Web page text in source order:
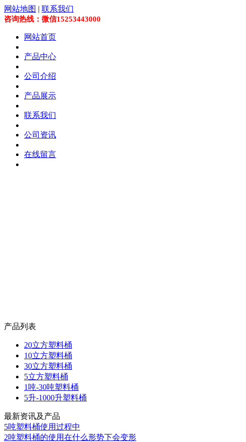
网站地图 | 联系我们
咨询热线：微信15253443000
网站首页
产品中心
公司介绍
产品展示
联系我们
公司资讯
在线留言
产品列表
20立方塑料桶
10立方塑料桶
30立方塑料桶
5立方塑料桶
1吨-30吨塑料桶
5升-1000升塑料桶
最新资讯及产品
5吨塑料桶使用过程中
2吨塑料桶的使用在什么形势下会变形